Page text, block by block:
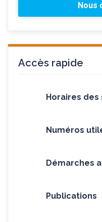
Nous
Accès rapide
Horaires des
Numéros
Démarches
Publications